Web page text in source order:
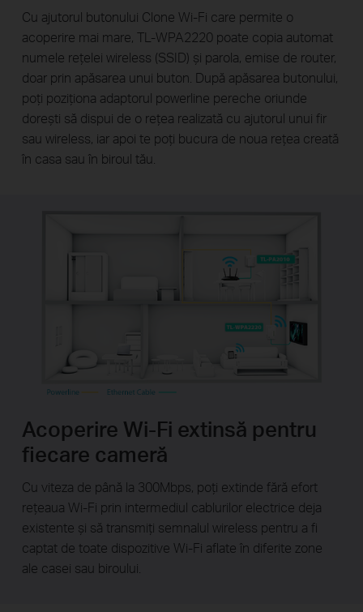
Cu ajutorul butonului Clone Wi-Fi care permite o
acoperire mai mare, TL-WPA2220 poate copia automat
numele rețelei wireless (SSID) și parola, emise de router,
doar prin apăsarea unui buton. După apăsarea butonului,
poți poziționa adaptorul powerline pereche oriunde
dorești să dispui de o rețea realizată cu ajutorul unui fir
sau wireless, iar apoi te poți bucura de noua rețea creată
în casa sau în biroul tău.
Acoperire Wi-Fi extinsă pentru
fiecare cameră
Cu viteza de până la 300Mbps, poți extinde fără efort
rețeaua Wi-Fi prin intermediul cablurilor electrice deja
existente și să transmiți semnalul wireless pentru a fi
captat de toate dispozitive Wi-Fi aflate în diferite zone
ale casei sau biroului.